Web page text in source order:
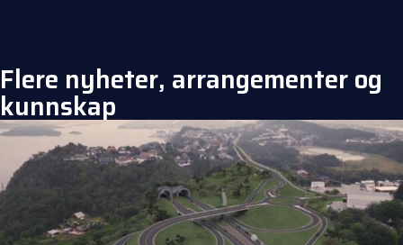
Flere nyheter, arrangementer og
kunnskap